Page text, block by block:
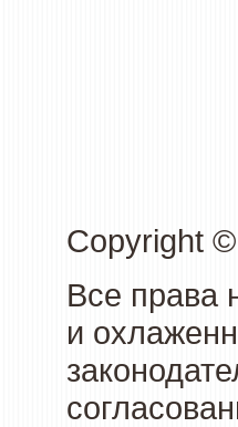
Copyright
Все права
и